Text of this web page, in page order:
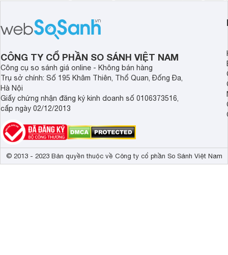
thời điểm mới mở bán, mang lại tỷ lệ
giá trị/chi phí hấp dẫn hơn cho người
dùng đang tìm kiếm một mẫu máy rửa
bát cao cấp.
CÔNG TY CỔ PHẦN SO SÁNH VIỆT NAM
Công cụ so sánh giá online - Không bán hàng
Trụ sở chính: Số 195 Khâm Thiên, Thổ Quan, Đống Đa,
Hà Nội
Giấy chứng nhận đăng ký kinh doanh số 0106373516,
cấp ngày 02/12/2013
© 2013 - 2023 Bản quyền thuộc về Công ty cổ phần So Sánh Việt Nam